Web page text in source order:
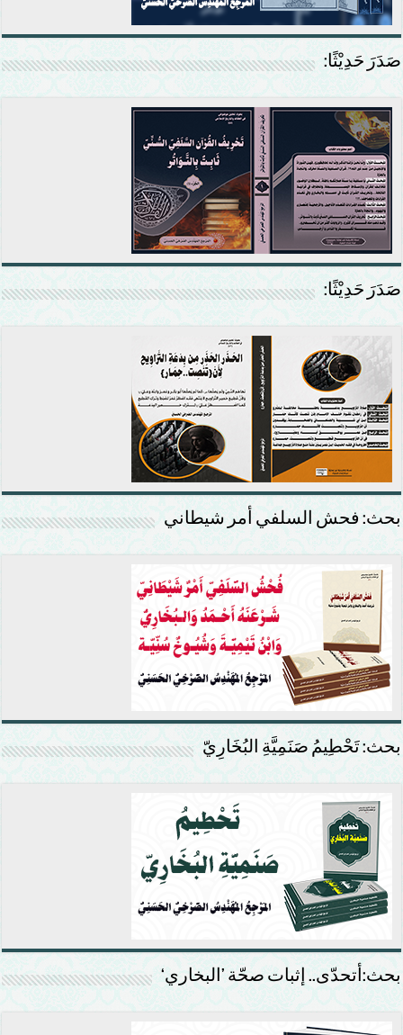
صَدَرَ حَدِيْثًا:
صَدَرَ حَدِيْثًا:
بحث: فحش السلفي أمر شيطاني
بحث: تَحْطِيمُ صَنَمِيَّةِ البُخَارِيّ
بحث:أتحدّى.. إثبات صحّة ’البخاري‘